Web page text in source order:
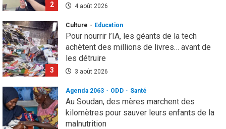
2 4 août 2026
3
Culture Education
Pour nourrir l’IA, les géants de la tech
achètent des millions de livres… avant de
les détruire
3 août 2026
Agenda 2063 ODD Santé
Au Soudan, des mères marchent des
kilomètres pour sauver leurs enfants de la
malnutrition